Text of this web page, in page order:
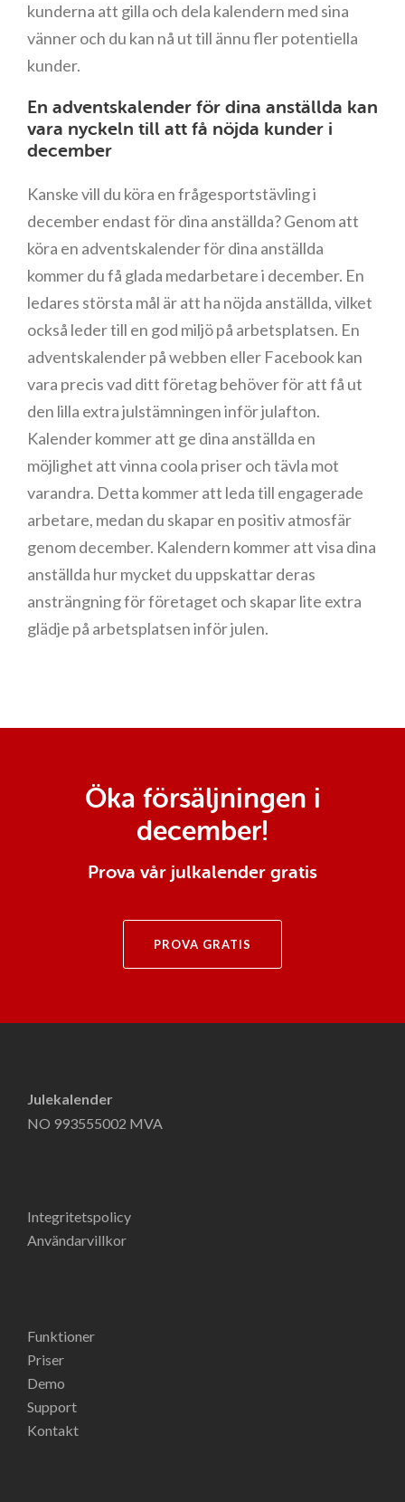
kunderna att gilla och dela kalendern med sina
vänner och du kan nå ut till ännu fler potentiella
kunder.
En adventskalender för dina anställda kan
vara nyckeln till att få nöjda kunder i
december
Kanske vill du köra en frågesportstävling i
december endast för dina anställda? Genom att
köra en adventskalender för dina anställda
kommer du få glada medarbetare i december. En
ledares största mål är att ha nöjda anställda, vilket
också leder till en god miljö på arbetsplatsen. En
adventskalender på webben eller Facebook kan
vara precis vad ditt företag behöver för att få ut
den lilla extra julstämningen inför julafton.
Kalender kommer att ge dina anställda en
möjlighet att vinna coola priser och tävla mot
varandra. Detta kommer att leda till engagerade
arbetare, medan du skapar en positiv atmosfär
genom december. Kalendern kommer att visa dina
anställda hur mycket du uppskattar deras
ansträngning för företaget och skapar lite extra
glädje på arbetsplatsen inför julen.
Öka försäljningen i
december!
Prova vår julkalender gratis
PROVA GRATIS
Julekalender
NO 993555002 MVA
Integritetspolicy
Användarvillkor
Funktioner
Priser
Demo
Support
Kontakt